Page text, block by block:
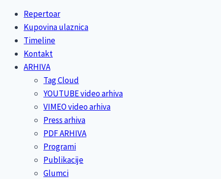
Repertoar
Kupovina ulaznica
Timeline
Kontakt
ARHIVA
Tag Cloud
YOUTUBE video arhiva
VIMEO video arhiva
Press arhiva
PDF ARHIVA
Programi
Publikacije
Glumci